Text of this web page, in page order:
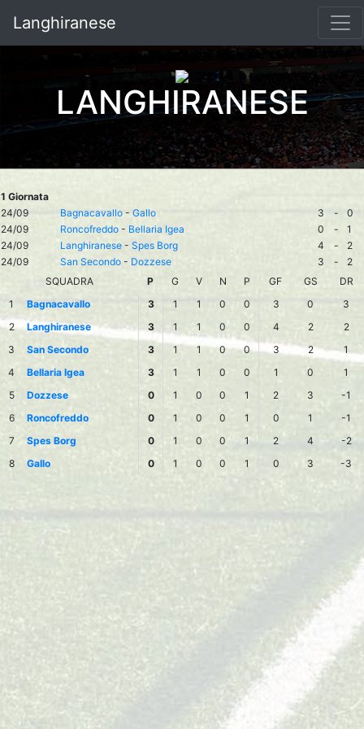
Langhiranese
LANGHIRANESE
1 Giornata
24/09
Bagnacavallo - Gallo 3 -
0
24/09
Roncofreddo - Bellaria Igea 0 -
1
24/09
Langhiranese - Spes Borg 4 -
2
24/09
San Secondo - Dozzese 3 -
2
SQUADRA
P G V N P GF GS
DR
1
Bagnacavallo 3 1 1 0 0 3 0
3
2
Langhiranese 3 1 1 0 0 4 2
2
3
San Secondo 3 1 1 0 0 3 2
1
4
Bellaria Igea 3 1 1 0 0 1 0
1
5
Dozzese 0 1 0 0 1 2 3
-1
6
Roncofreddo 0 1 0 0 1 0 1
-1
7
Spes Borg 0 1 0 0 1 2 4
-2
8
Gallo 0 1 0 0 1 0 3 -3